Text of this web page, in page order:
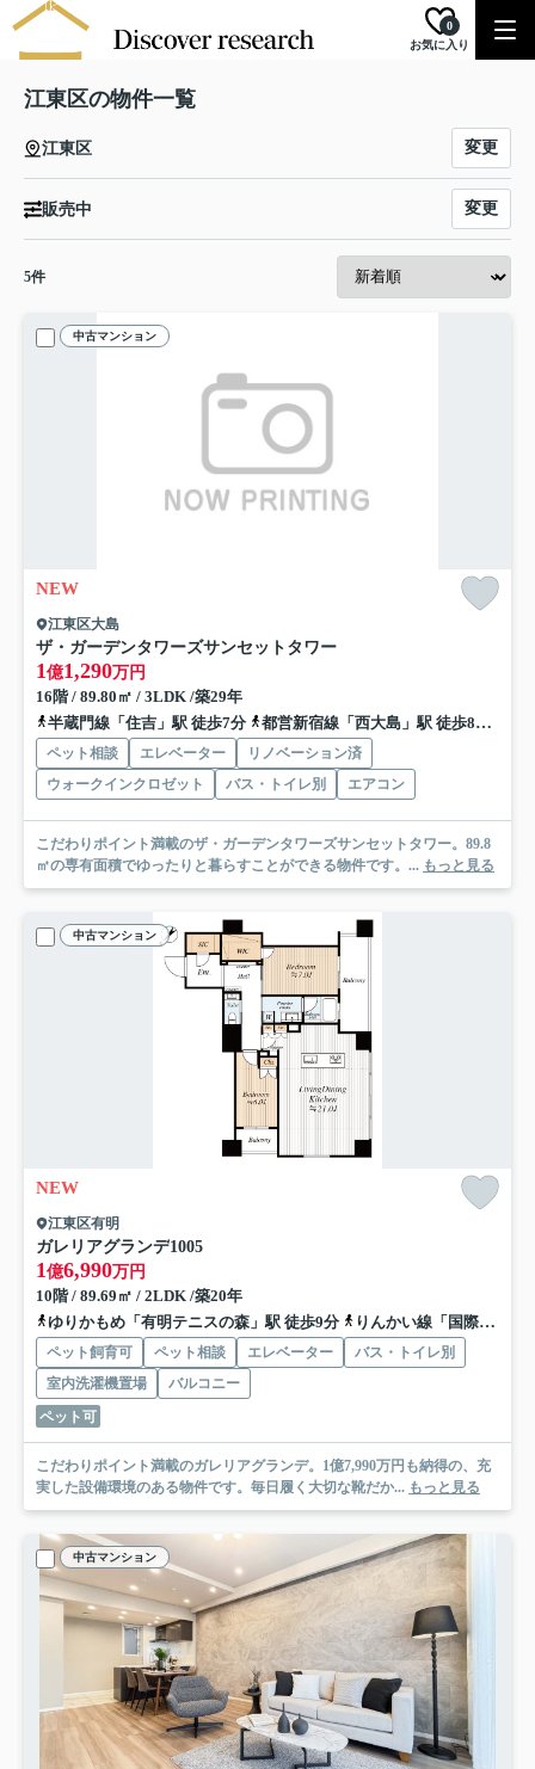
お気に入り
0
江東区の物件一覧
江東区 変更
販売中 変更
5件
中古マンション
NEW
江東区大島
ザ・ガーデンタワーズサンセットタワー
1億1,290万円
16階 / 89.80㎡ / 3LDK /築29年
半蔵門線「住吉」駅 徒歩7分
都営新宿線「西大島」駅 徒歩8分
ペット相談 エレベーター
リノベーション済
ウォークインクロゼット
バス・トイレ別 エアコン
こだわりポイント満載のザ・ガーデンタワーズサンセットタワー。89.8
㎡の専有面積でゆったりと暮らすことができる物件です。... もっと見る
中古マンション
NEW
江東区有明
ガレリアグランデ1005
1億6,990万円
10階 / 89.69㎡ / 2LDK /築20年
ゆりかもめ「有明テニスの森」駅 徒歩9分
りんかい線「国際展示場」駅 徒歩13分
ペット飼育可 ペット相談 エレベーター
バス・トイレ別
室内洗濯機置場
バルコニー
ペット可
こだわりポイント満載のガレリアグランデ。1億7,990万円も納得の、充
実した設備環境のある物件です。毎日履く大切な靴だか... もっと見る
中古マンション